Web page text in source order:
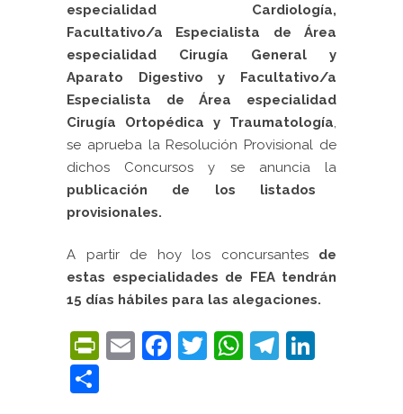
especialidad Cardiología,
Facultativo/a Especialista de Área
especialidad Cirugía General y
Aparato Digestivo y Facultativo/a
Especialista de Área especialidad
Cirugía Ortopédica y Traumatología,
se aprueba la Resolución Provisional de
dichos Concursos y se anuncia la
publicación de los listados
provisionales.
A partir de hoy los concursantes de
estas especialidades de FEA tendrán
15 días hábiles para las alegaciones.
PrintFriendly
EmailFacebook
Twitter
WhatsApp